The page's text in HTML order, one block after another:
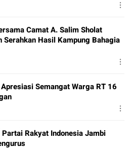
Camat A. Salim Sholat
Serahkan Hasil Kampung Bahagia
Semangat Warga RT 16
Rakyat Indonesia Jambi